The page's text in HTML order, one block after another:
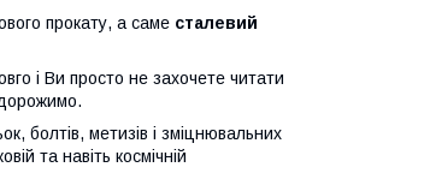
прокату, а саме сталевий
і Ви просто не захочете читати
болтів, метизів і зміцнювальних
та навіть космічній